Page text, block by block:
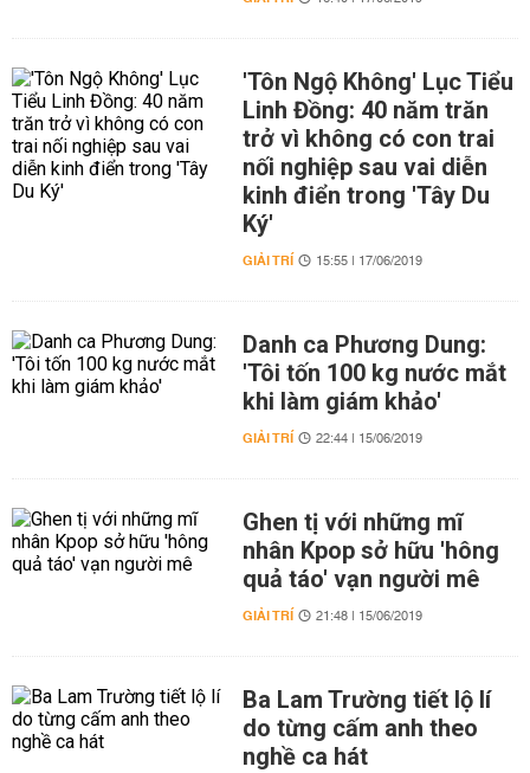
'Tôn Ngộ Không' Lục Tiểu
Linh Đồng: 40 năm trăn
trở vì không có con trai
nối nghiệp sau vai diễn
kinh điển trong 'Tây Du
Ký'
GIẢI TRÍ 15:55 | 17/06/2019
Danh ca Phương Dung:
'Tôi tốn 100 kg nước mắt
khi làm giám khảo'
GIẢI TRÍ 22:44 | 15/06/2019
Ghen tị với những mĩ
nhân Kpop sở hữu 'hông
quả táo' vạn người mê
GIẢI TRÍ 21:48 | 15/06/2019
Ba Lam Trường tiết lộ lí
do từng cấm anh theo
nghề ca hát